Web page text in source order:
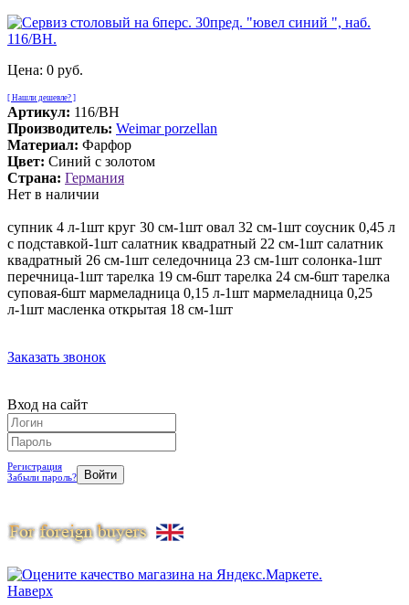
Цена: 0 руб.
[ Нашли дешевле? ]
Артикул: 116/BH
Производитель: Weimar porzellan
Материал: Фарфор
Цвет: Синий с золотом
Страна: Германия
Нет в наличии
супник 4 л-1шт круг 30 см-1шт овал 32 см-1шт соусник 0,45 л
с подставкой-1шт салатник квадратный 22 см-1шт салатник
квадратный 26 см-1шт селедочница 23 см-1шт солонка-1шт
перечница-1шт тарелка 19 см-6шт тарелка 24 см-6шт тарелка
суповая-6шт мармеладница 0,15 л-1шт мармеладница 0,25
л-1шт масленка открытая 18 см-1шт
Заказать звонок
Вход на сайт
Регистрация
Забыли пароль?
Наверх